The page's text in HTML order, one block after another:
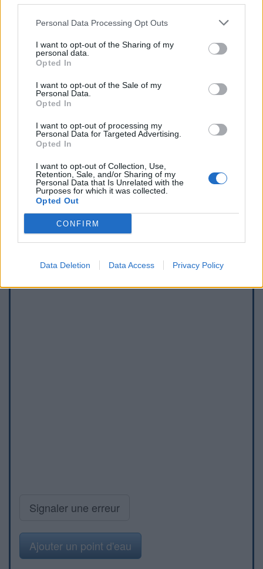
Personal Data Processing Opt Outs
I want to opt-out of the Sharing of my
personal data.
Opted In
I want to opt-out of the Sale of my
Personal Data.
Opted In
I want to opt-out of processing my
Personal Data for Targeted Advertising.
Opted In
I want to opt-out of Collection, Use,
Retention, Sale, and/or Sharing of my
Personal Data that Is Unrelated with the
Purposes for which it was collected.
Opted Out
CONFIRM
Data Deletion Data Access Privacy Policy
Afficher la carte
Signaler une erreur
Ajouter un point d'eau